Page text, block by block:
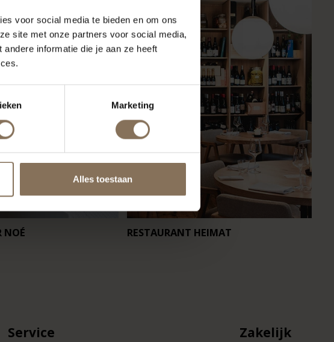
voor social media te bieden en om ons
site met onze partners voor social media,
informatie die je aan ze heeft
Marketing
Alles toestaan
NOÉ RESTAURANT HEIMAT
Service Zakelijk